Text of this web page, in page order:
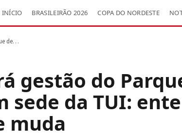
INÍCIO BRASILEIRÃO 2026 COPA DO NORDESTE
de…
gestão do
sede da TUI:
muda